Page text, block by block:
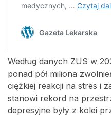
Według danych ZUS w
ponad pół miliona
ciężkiej reakcji na stres i
stanowi rekord na
depresyjne były z kolei